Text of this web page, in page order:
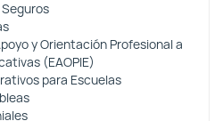
y Orientación Profesional a
(EAOPIE)
para Escuelas